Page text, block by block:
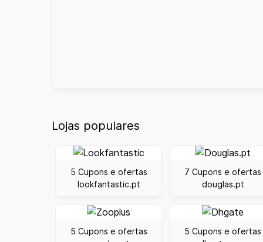
Lojas populares
5 Cupons e ofertas
lookfantastic.pt
7 Cupons e ofertas
douglas.pt
5 Cupons e ofertas
5 Cupons e ofertas